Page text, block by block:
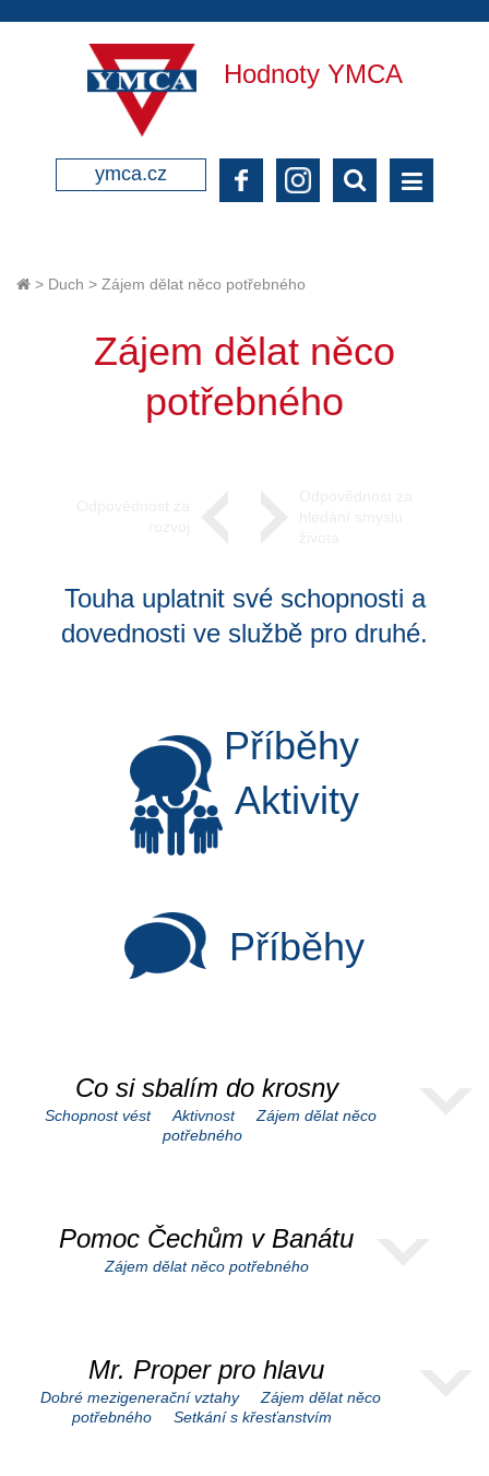
Hodnoty YMCA
ymca.cz
> Duch > Zájem dělat něco potřebného
Zájem dělat něco
potřebného
Touha uplatnit své schopnosti a
dovednosti ve službě pro druhé.
Příběhy
Aktivity
Příběhy
Co si sbalím do krosny
Schopnost vést Aktivnost
Zájem dělat něco
potřebného
Pomoc Čechům v Banátu
Zájem dělat něco potřebného
Mr. Proper pro hlavu
Dobré mezigenerační vztahy
Zájem dělat něco
potřebného
Setkání s křesťanstvím